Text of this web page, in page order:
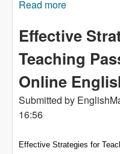
Read more
Effective
Teaching
Online
Submitted by
16:56
Effective Strategies for